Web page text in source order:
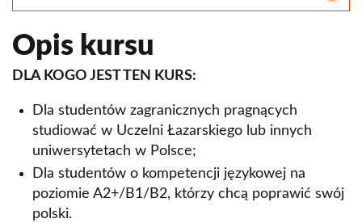
Opis kursu
DLA KOGO JEST TEN KURS:
Dla studentów zagranicznych pragnących
studiować w Uczelni Łazarskiego lub innych
uniwersytetach w Polsce;
Dla studentów o kompetencji językowej na
poziomie A2+/B1/B2, którzy chcą poprawić swój
polski.